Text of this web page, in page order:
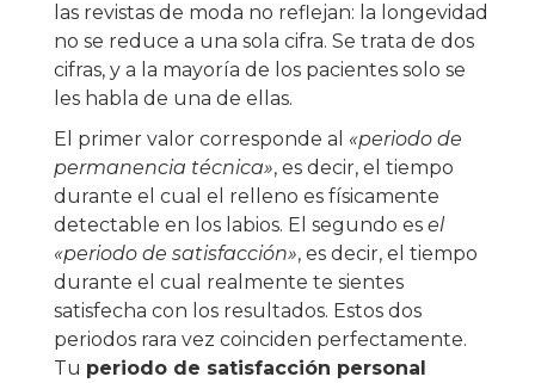
las revistas de moda no reflejan: la longevidad
no se reduce a una sola cifra. Se trata de dos
cifras, y a la mayoría de los pacientes solo se
les habla de una de ellas.
El primer valor corresponde al «periodo de
permanencia técnica», es decir, el tiempo
durante el cual el relleno es físicamente
detectable en los labios. El segundo es el
«periodo de satisfacción», es decir, el tiempo
durante el cual realmente te sientes
satisfecha con los resultados. Estos dos
periodos rara vez coinciden perfectamente.
Tu periodo de satisfacción personal